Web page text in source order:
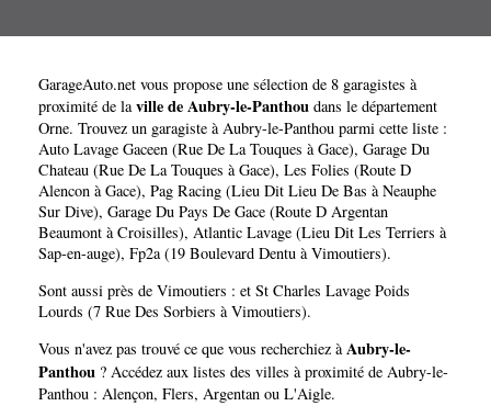
GarageAuto.net vous propose une sélection de 8 garagistes à
proximité de laville de Aubry-le-Panthou dans le département
Orne. Trouvez un garagiste à Aubry-le-Panthou parmi cette liste :
Auto Lavage Gaceen (Rue De La Touques à Gace), Garage Du
Chateau (Rue De La Touques à Gace), Les Folies (Route D
Alencon à Gace), Pag Racing (Lieu Dit Lieu De Bas à Neauphe
Sur Dive), Garage Du Pays De Gace (Route D Argentan
Beaumont à Croisilles), Atlantic Lavage (Lieu Dit Les Terriers à
Sap-en-auge), Fp2a (19 Boulevard Dentu à Vimoutiers).
Sont aussi près de Vimoutiers : et St Charles Lavage Poids
Lourds (7 Rue Des Sorbiers à Vimoutiers).
Vous n'avez pas trouvé ce que vous recherchiez àAubry-le-
Panthou ? Accédez aux listes des villes à proximité de Aubry-le-
Panthou : Alençon, Flers, Argentan ou L'Aigle.